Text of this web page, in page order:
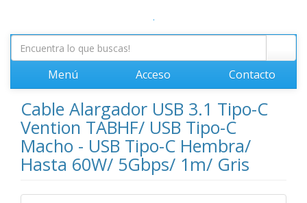
.
Menú Acceso Contacto
Cable Alargador USB 3.1 Tipo-C
Vention TABHF/ USB Tipo-C
Macho - USB Tipo-C Hembra/
Hasta 60W/ 5Gbps/ 1m/ Gris